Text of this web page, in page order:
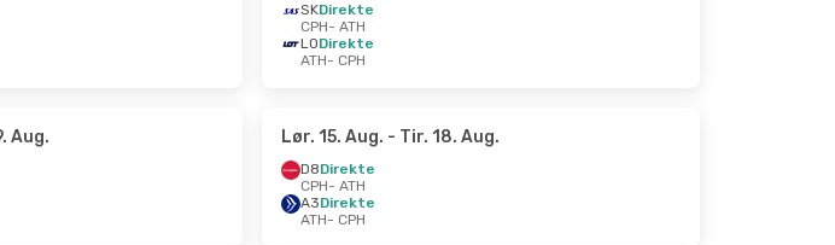
SKDirekte
CPH- ATH
LODirekte
ATH- CPH
Aug. Lør. 15. Aug. - Tir. 18. Aug.
D8Direkte
CPH- ATH
A3Direkte
ATH- CPH